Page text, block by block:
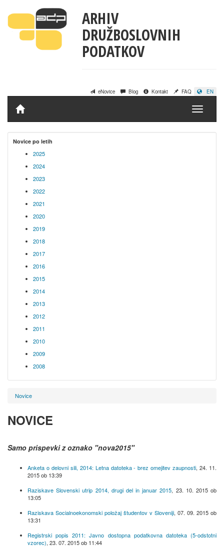
ARHIV
DRUŽBOSLOVNIH
PODATKOV
eNovice Blog Kontakt FAQ EN
Domov
Novice po letih
2025
2024
2023
2022
2021
2020
2019
2018
2017
2016
2015
2014
2013
2012
2011
2010
2009
2008
Novice
NOVICE
Samo prispevki z oznako "nova2015"
Anketa o delovni sili, 2014: Letna datoteka - brez omejitev zaupnosti,24. 11.
2015 ob 13:39
Raziskave Slovenski utrip 2014, drugi del in januar 2015, 23. 10. 2015 ob
13:05
Raziskava Socialnoekonomski položaj študentov v Sloveniji, 07. 09. 2015 ob
13:31
Registrski popis 2011: Javno dostopna podatkovna datoteka (5-odstotni
vzorec), 23. 07. 2015 ob 11:44